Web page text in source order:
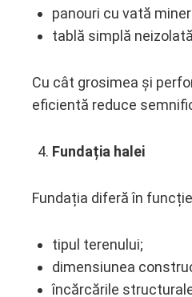
panouri cu vată
tablă simplă
Cu cât grosimea și
eficientă reduce
Fundația halei
Fundația diferă în
tipul terenului;
dimensiunea
încărcările